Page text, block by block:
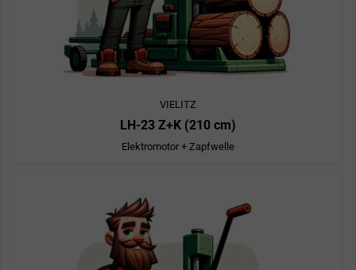
VIELITZ
LH-23 Z+K (210 cm)
Elektromotor + Zapfwelle